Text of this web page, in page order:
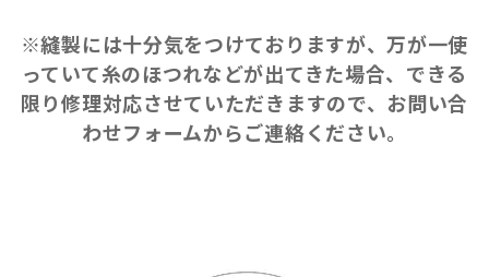
※縫製には十分気をつけておりますが、万が一使
っていて糸のほつれなどが出てきた場合、できる
限り修理対応させていただきますので、お問い合
わせフォームからご連絡ください。